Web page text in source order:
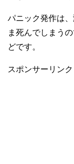
パニック発作は
ま死んでしまう
どです。
スポンサーリンク